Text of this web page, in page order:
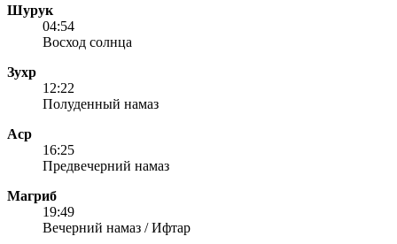
Шурук
04:54
Восход солнца
Зухр
12:22
Полуденный намаз
Аср
16:25
Предвечерний намаз
Магриб
19:49
Вечерний намаз / Ифтар